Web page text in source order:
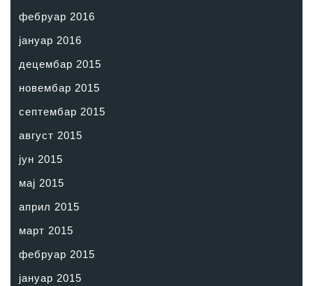
фебруар 2016
јануар 2016
децембар 2015
новембар 2015
септембар 2015
август 2015
јун 2015
мај 2015
април 2015
март 2015
фебруар 2015
јануар 2015